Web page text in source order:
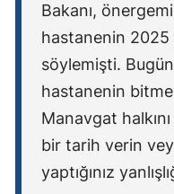
Bakanı,
hastanenin 2025
söylemişti.
hastanenin
Manavgat
bir tarih verin
yaptığınız